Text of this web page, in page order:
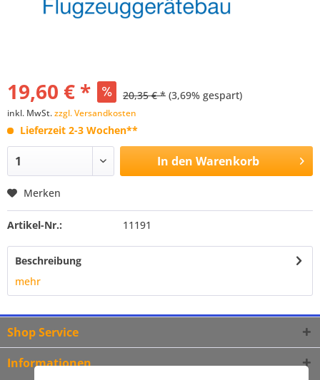
19,60 € * 20,35 € * (3,69% gespart)
inkl. MwSt.zzgl. Versandkosten
Lieferzeit 2-3 Wochen**
In den Warenkorb
Merken
Artikel-Nr.: 11191
Beschreibung
mehr
Shop Service
Informationen